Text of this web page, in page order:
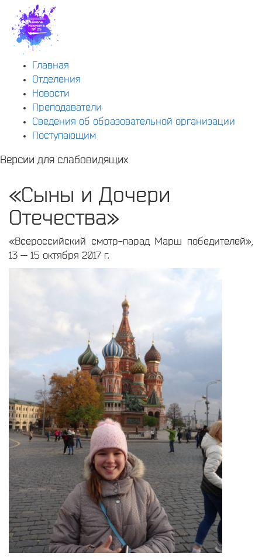
Главная
Отделения
Новости
Преподаватели
Сведения об образовательной организации
Поступающим
Версии для слабовидящих
«Сыны и Дочери
Отечества»
«Всероссийский смотр-парад Марш победителей»,
13 — 15 октября 2017 г.